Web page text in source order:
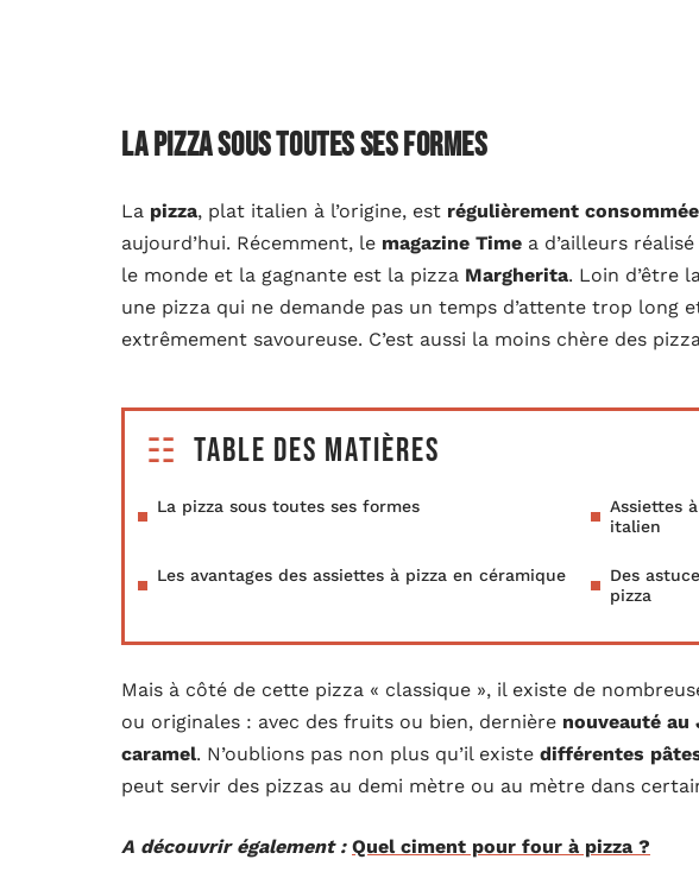
La pizza sous toutes ses formes
La pizza, plat italien à l’origine, est régulièrement consommée
aujourd’hui. Récemment, le magazine Time a d’ailleurs
le monde et la gagnante est la pizza Margherita. Loin d’être
une pizza qui ne demande pas un temps d’attente trop long
extrêmement savoureuse. C’est aussi la moins chère des
Table des matières
La pizza sous toutes ses formes
Assiettes
italien
Les avantages des assiettes à pizza en céramique
Des
pizza
Mais à côté de cette pizza « classique », il existe de
ou originales : avec des fruits ou bien, dernière nouveauté au
caramel. N’oublions pas non plus qu’il existe différentes
peut servir des pizzas au demi mètre ou au mètre dans
A découvrir également : Quel ciment pour four à pizza ?